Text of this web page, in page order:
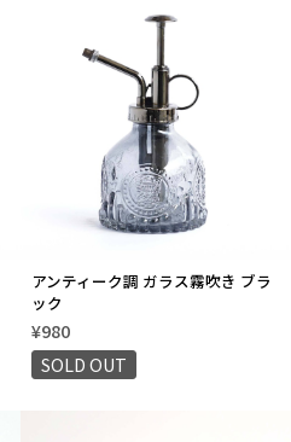
アンティーク調 ガラス霧吹き ブラ
ック
¥980
SOLD OUT